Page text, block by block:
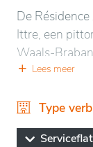
De
Ittre, een
Waals-
biedt een
ideaal voor
tuinen en
Lees meer
Type